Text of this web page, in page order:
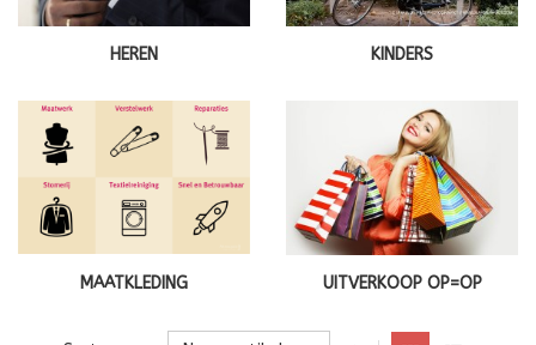
HEREN KINDERS
MAATKLEDING UITVERKOOP OP=OP